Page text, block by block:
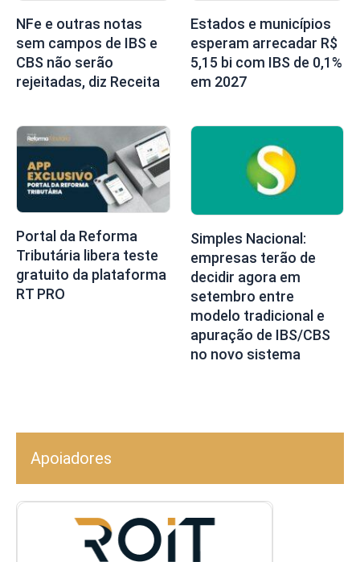
NFe e outras notas
sem campos de IBS e
CBS não serão
rejeitadas, diz Receita
Estados e municípios
esperam arrecadar R$
5,15 bi com IBS de 0,1%
em 2027
Portal da Reforma
Tributária libera teste
gratuito da plataforma
RT PRO
Simples Nacional:
empresas terão de
decidir agora em
setembro entre
modelo tradicional e
apuração de IBS/CBS
no novo sistema
Apoiadores